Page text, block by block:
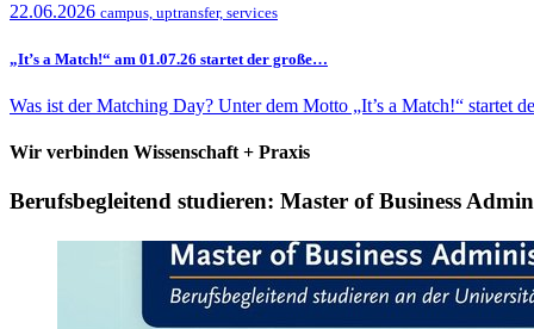
22.06.2026 campus, uptransfer, services
„It’s a Match!“ am 01.07.26 startet der große…
Was ist der Matching Day? Unter dem Motto „It’s a Match!“ startet
Wir verbinden Wissenschaft + Praxis
Berufsbegleitend studieren: Master of Business